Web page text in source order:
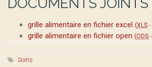
grille alimentaire en fichier excel (XLS -
grille alimentaire en fichier open (ODS -
Soins